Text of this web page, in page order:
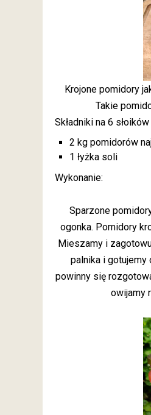
Krojone pomidory
Takie
Składniki na 6
2 kg pomidorów
1 łyżka soli
Wykonanie:
Sparzone
ogonka. Pomidory
Mieszamy i
palnika i gotujemy
powinny się
owijamy